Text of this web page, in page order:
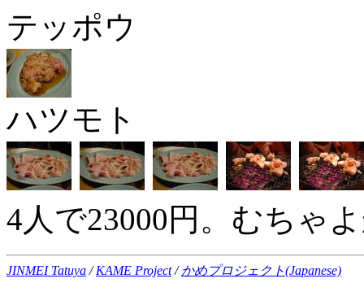
テッポウ
ハツモト
4人で23000円。むちゃ
JINMEI Tatuya /KAME Project/ かめプロジェクト(Japanese)